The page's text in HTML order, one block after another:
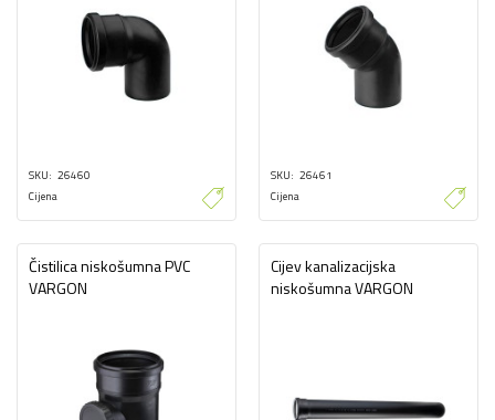
SKU 26460
Cijena
SKU 26461
Cijena
Čistilica niskošumna PVC
VARGON
Cijev kanalizacijska
niskošumna VARGON